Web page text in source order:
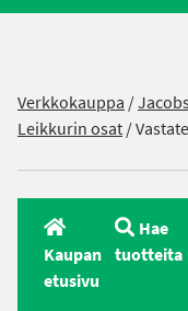
Verkkokauppa /
Leikkurin osat/
Kaupan
etusivu
Hae
tuotteita